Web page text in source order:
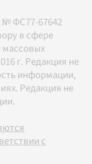
№ ФС77-67642
в сфере
г. Редакция не
информации,
Редакция не
с